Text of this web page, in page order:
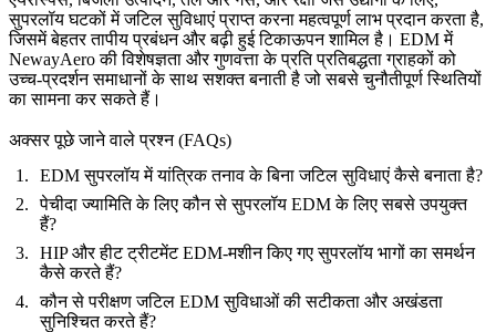
सुपरलॉय घटकों में जटिल सुविधाएं प्राप्त करना महत्वपूर्ण लाभ प्रदान करता है,
जिसमें बेहतर तापीय प्रबंधन और बढ़ी हुई टिकाऊपन शामिल है। EDM में
NewayAero की विशेषज्ञता और गुणवत्ता के प्रति प्रतिबद्धता ग्राहकों को
उच्च-प्रदर्शन समाधानों के साथ सशक्त बनाती है जो सबसे चुनौतीपूर्ण स्थितियों
का सामना कर सकते हैं।
अक्सर पूछे जाने वाले प्रश्न (FAQs)
EDM सुपरलॉय में यांत्रिक तनाव के बिना जटिल सुविधाएं कैसे बनाता है?
पेचीदा ज्यामिति के लिए कौन से सुपरलॉय EDM के लिए सबसे उपयुक्त
हैं?
HIP और हीट ट्रीटमेंट EDM-मशीन किए गए सुपरलॉय भागों का समर्थन
कैसे करते हैं?
कौन से परीक्षण जटिल EDM सुविधाओं की सटीकता और अखंडता
सुनिश्चित करते हैं?